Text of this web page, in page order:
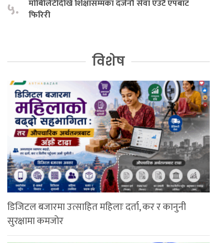
५.
मोबिलिटीदेखि शिक्षासम्मका दर्जनौँ सेवा एउटै एपबाट
फिरिरी
विशेष
डिजिटल बजारमा उत्साहित महिलाः दर्ता, कर र कानुनी
सुरक्षामा कमजोर